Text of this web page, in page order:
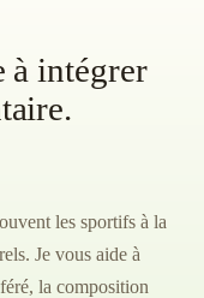
à intégrer
les sportifs à la
Je vous aide à
la composition